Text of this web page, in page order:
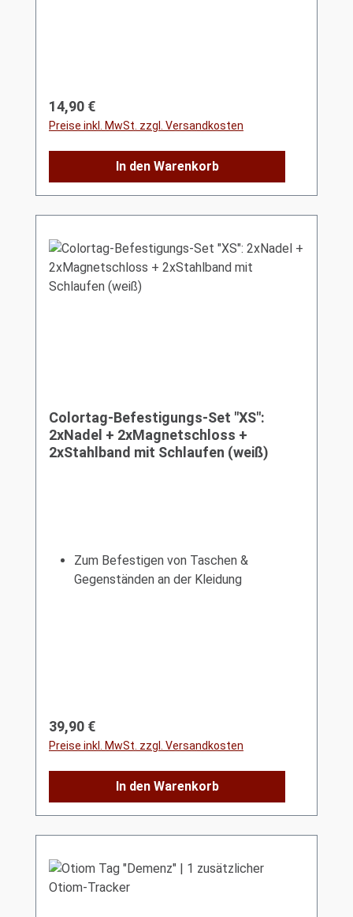
Regulärer Preis:
14,90 €
Preise inkl. MwSt. zzgl. Versandkosten
In den Warenkorb
Colortag-Befestigungs-Set "XS":
2xNadel + 2xMagnetschloss +
2xStahlband mit Schlaufen (weiß)
Zum Befestigen von Taschen &
Gegenständen an der Kleidung
Regulärer Preis:
39,90 €
Preise inkl. MwSt. zzgl. Versandkosten
In den Warenkorb